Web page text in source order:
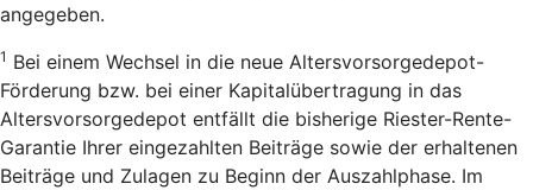
angegeben.
1 Bei einem Wechsel in die neue Altersvorsorgedepot-
Förderung bzw. bei einer Kapitalübertragung in das
Altersvorsorgedepot entfällt die bisherige Riester-Rente-
Garantie Ihrer eingezahlten Beiträge sowie der erhaltenen
Beiträge und Zulagen zu Beginn der Auszahlphase. Im